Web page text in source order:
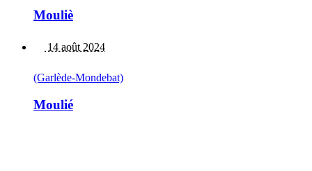
Mouliè
14 août 2024
(Garlède-Mondebat)
Moulié